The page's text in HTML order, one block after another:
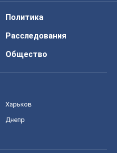
Политика
Расследования
Общество
Харьков
Днепр